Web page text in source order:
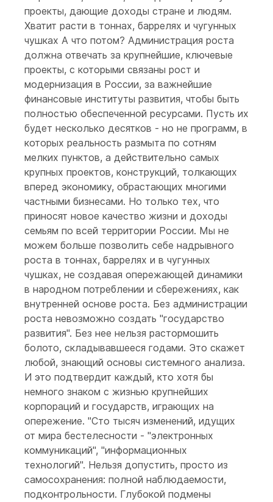
проекты, дающие доходы стране и людям.
Хватит расти в тоннах, баррелях и чугунных
чушках А что потом? Администрация роста
должна отвечать за крупнейшие, ключевые
проекты, с которыми связаны рост и
модернизация в России, за важнейшие
финансовые институты развития, чтобы быть
полностью обеспеченной ресурсами. Пусть их
будет несколько десятков - но не программ, в
которых реальность размыта по сотням
мелких пунктов, а действительно самых
крупных проектов, конструкций, толкающих
вперед экономику, обрастающих многими
частными бизнесами. Но только тех, что
приносят новое качество жизни и доходы
семьям по всей территории России. Мы не
можем больше позволить себе надрывного
роста в тоннах, баррелях и в чугунных
чушках, не создавая опережающей динамики
в народном потреблении и сбережениях, как
внутренней основе роста. Без администрации
роста невозможно создать "государство
развития". Без нее нельзя растормошить
болото, складывавшееся годами. Это скажет
любой, знающий основы системного анализа.
И это подтвердит каждый, кто хотя бы
немного знаком с жизнью крупнейших
корпораций и государств, играющих на
опережение. "Сто тысяч изменений, идущих
от мира бестелесности - "электронных
коммуникаций", "информационных
технологий". Нельзя допустить, просто из
самосохранения: полной наблюдаемости,
подконтрольности. Глубокой подмены